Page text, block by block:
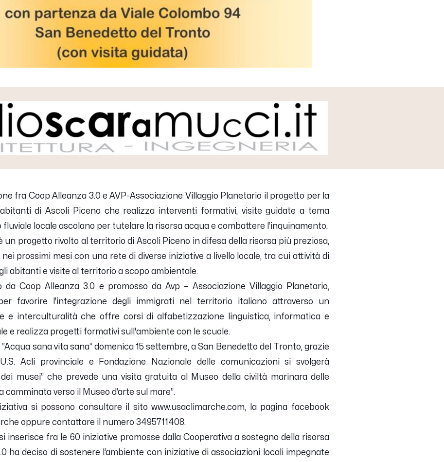
fra Coop Alleanza 3.0 e AVP-Associazione Villaggio Planetario il progetto per la
di Ascoli Piceno che realizza interventi formativi, visite guidate a tema
locale ascolano per tutelare la risorsa acqua e combattere l’inquinamento.
un progetto rivolto al territorio di Ascoli Piceno in difesa della risorsa più preziosa,
nei prossimi mesi con una rete di diverse iniziative a livello locale, tra cui attività di
abitanti e visite al territorio a scopo ambientale.
da Coop Alleanza 3.0 e promosso da Avp – Associazione Villaggio Planetario,
per favorire l'integrazione degli immigrati nel territorio italiano attraverso un
e interculturalità che offre corsi di alfabetizzazione linguistica, informatica e
e realizza progetti formativi sull'ambiente con le scuole.
sana vita sana” domenica 15 settembre, a San Benedetto del Tronto, grazie
Acli provinciale e Fondazione Nazionale delle comunicazioni si svolgerà
dei musei” che prevede una visita gratuita al Museo della civiltà marinara delle
camminata verso il Museo d’arte sul mare”.
si possono consultare il sito www.usaclimarche.com, la pagina facebook
oppure contattare il numero 3495711408.
inserisce fra le 60 iniziative promosse dalla Cooperativa a sostegno della risorsa
ha deciso di sostenere l’ambiente con iniziative di associazioni locali impegnate